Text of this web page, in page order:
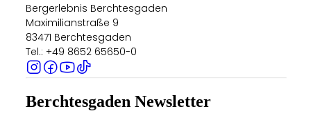
Bergerlebnis Berchtesgaden
Maximilianstraße 9
83471 Berchtesgaden
Tel.: +49 8652 65650-0
Berchtesgaden Newsletter